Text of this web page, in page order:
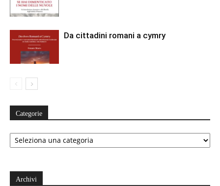
Da cittadini romani a cymry
Categorie
Categorie
Archivi